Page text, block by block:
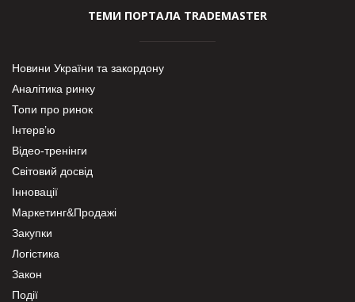
ТЕМИ ПОРТАЛА TRADEMASTER
Новини України та закордону
Аналітика ринку
Топи про ринок
Інтерв’ю
Відео-тренінги
Світовий досвід
Інновації
Маркетинг&Продажі
Закупки
Логістика
Закон
Події